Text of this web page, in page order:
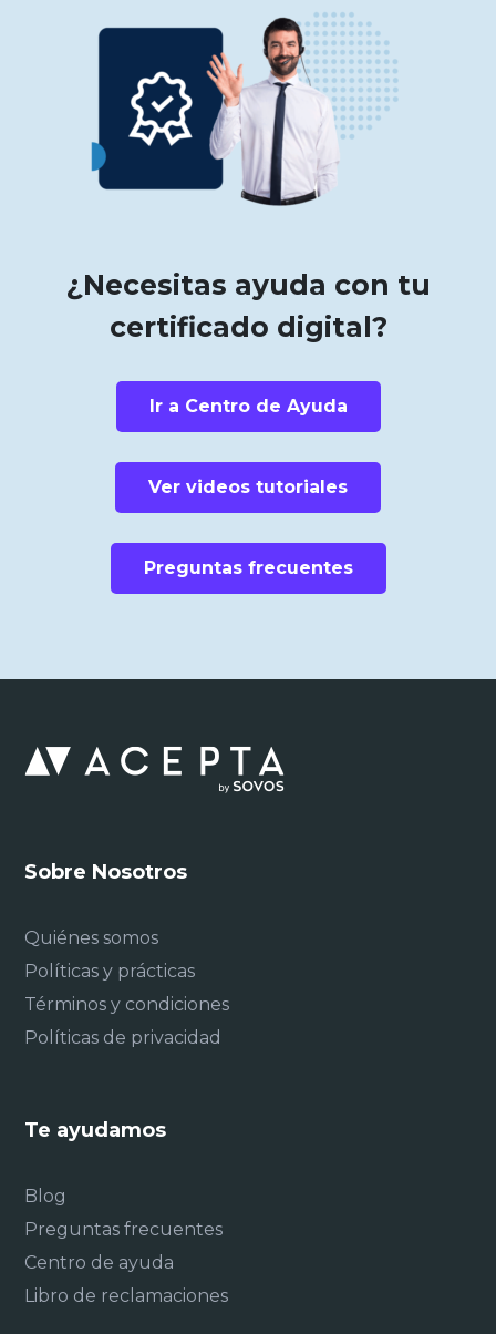
¿Necesitas ayuda con tu
certificado digital?
Ir a Centro de Ayuda
Ver videos tutoriales
Preguntas frecuentes
Sobre Nosotros
Quiénes somos
Políticas y prácticas
Términos y condiciones
Políticas de privacidad
Te ayudamos
Blog
Preguntas frecuentes
Centro de ayuda
Libro de reclamaciones